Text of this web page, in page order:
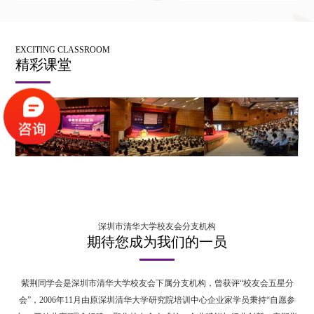
EXCITING CLASSROOM
精彩课堂
深圳市清华大学校友会分支机构
期待您成为我们的一员
紫荆同学会是深圳市清华大学校友会下属分支机构，曾获评“校友会五星分
会”，2006年11月由原深圳清华大学研究院培训中心企业家学员秉持“自愿参